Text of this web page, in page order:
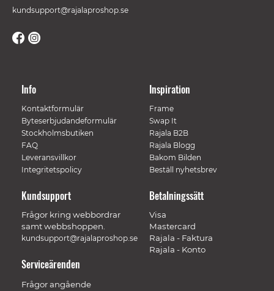
kundsupport@rajalaproshop.se
Info
Kontaktformulär
Byteserbjudandeformulär
Stockholmsbutiken
FAQ
Leveransvillkor
Integritetspolicy
Inspiration
Frame
Swap It
Rajala B2B
Rajala Blogg
Bakom Bilden
Beställ nyhetsbrev
Betalningssätt
Visa
Mastercard
Rajala - Faktura
Rajala - Konto
Kundsupport
Frågor kring webbordrar
samt webbshoppen.
kundsupport@rajalaproshop.se
Serviceärenden
Frågor angående